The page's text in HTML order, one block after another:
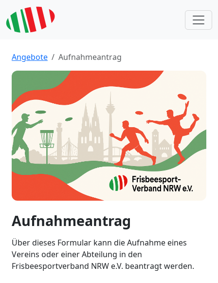
Angebote Aufnahmeantrag
Aufnahmeantrag
Über dieses Formular kann die Aufnahme eines
Vereins oder einer Abteilung in den
Frisbeesportverband NRW e.V. beantragt werden.